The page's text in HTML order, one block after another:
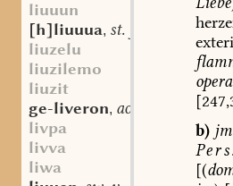
liuuun
[h]liuuua, st. f.
liuzelu
liuzilemo
liuzit
ge-liveron, aostndfrk. sw. v.
livpa
livva
liwa
b)
[(